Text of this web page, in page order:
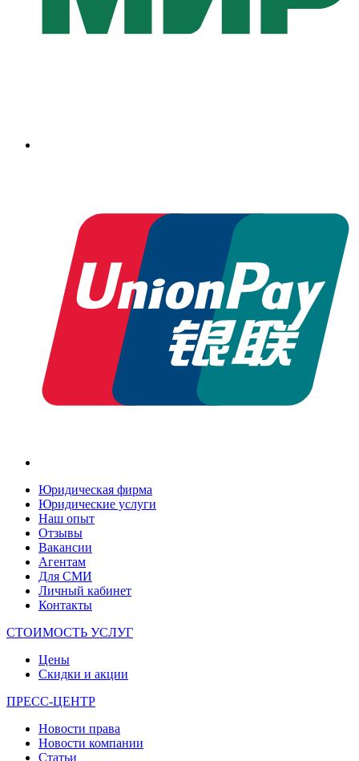
Юридическая фирма
Юридические услуги
Наш опыт
Отзывы
Вакансии
Агентам
Для СМИ
Личный кабинет
Контакты
СТОИМОСТЬ УСЛУГ
Цены
Скидки и акции
ПРЕСС-ЦЕНТР
Новости права
Новости компании
Статьи